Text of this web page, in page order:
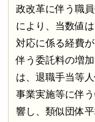
政改革に伴う職
により、当数値
対応に係る経費
伴う委託料の増
は、退職手当等
事業実施等に伴
響し、類似団体